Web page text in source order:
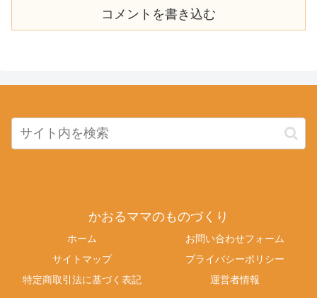
コメントを書き込む
かおるママのものづくり
ホーム
お問い合わせフォーム
サイトマップ
プライバシーポリシー
特定商取引法に基づく表記
運営者情報